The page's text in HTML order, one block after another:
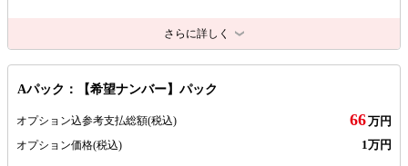
さらに詳しく
Aパック：【希望ナンバー】パック
オプション込参考支払総額(税込) 66万円
オプション価格(税込) 1万円